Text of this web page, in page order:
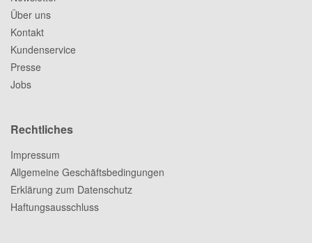
Über uns
Kontakt
Kundenservice
Presse
Jobs
Rechtliches
Impressum
Allgemeine Geschäftsbedingungen
Erklärung zum Datenschutz
Haftungsausschluss